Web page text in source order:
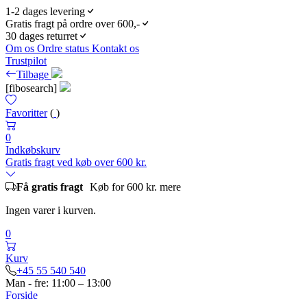
1-2 dages levering
Gratis fragt på ordre over 600,-
30 dages returret
Om os Ordre status Kontakt os
Trustpilot
Tilbage
[fibosearch]
Favoritter( )
0
Indkøbskurv
Gratis fragt ved køb over 600 kr.
Få gratis fragt Køb for 600 kr. mere
Ingen varer i kurven.
0
Kurv
+45 55 540 540
Man - fre: 11:00 – 13:00
Forside